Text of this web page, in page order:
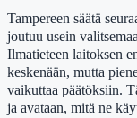
Tampereen säätä
joutuu usein
Ilmatieteen laitoksen
keskenään, mutta
vaikuttaa päätöksiin.
ja avataan, mitä ne